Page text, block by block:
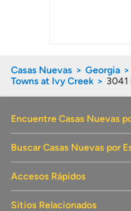
Casas Nuevas Georgia
Towns at Ivy Creek
3041
Encuentre Casas Nuevas
Buscar Casas Nuevas por
Accesos Rápidos
Sitios Relacionados